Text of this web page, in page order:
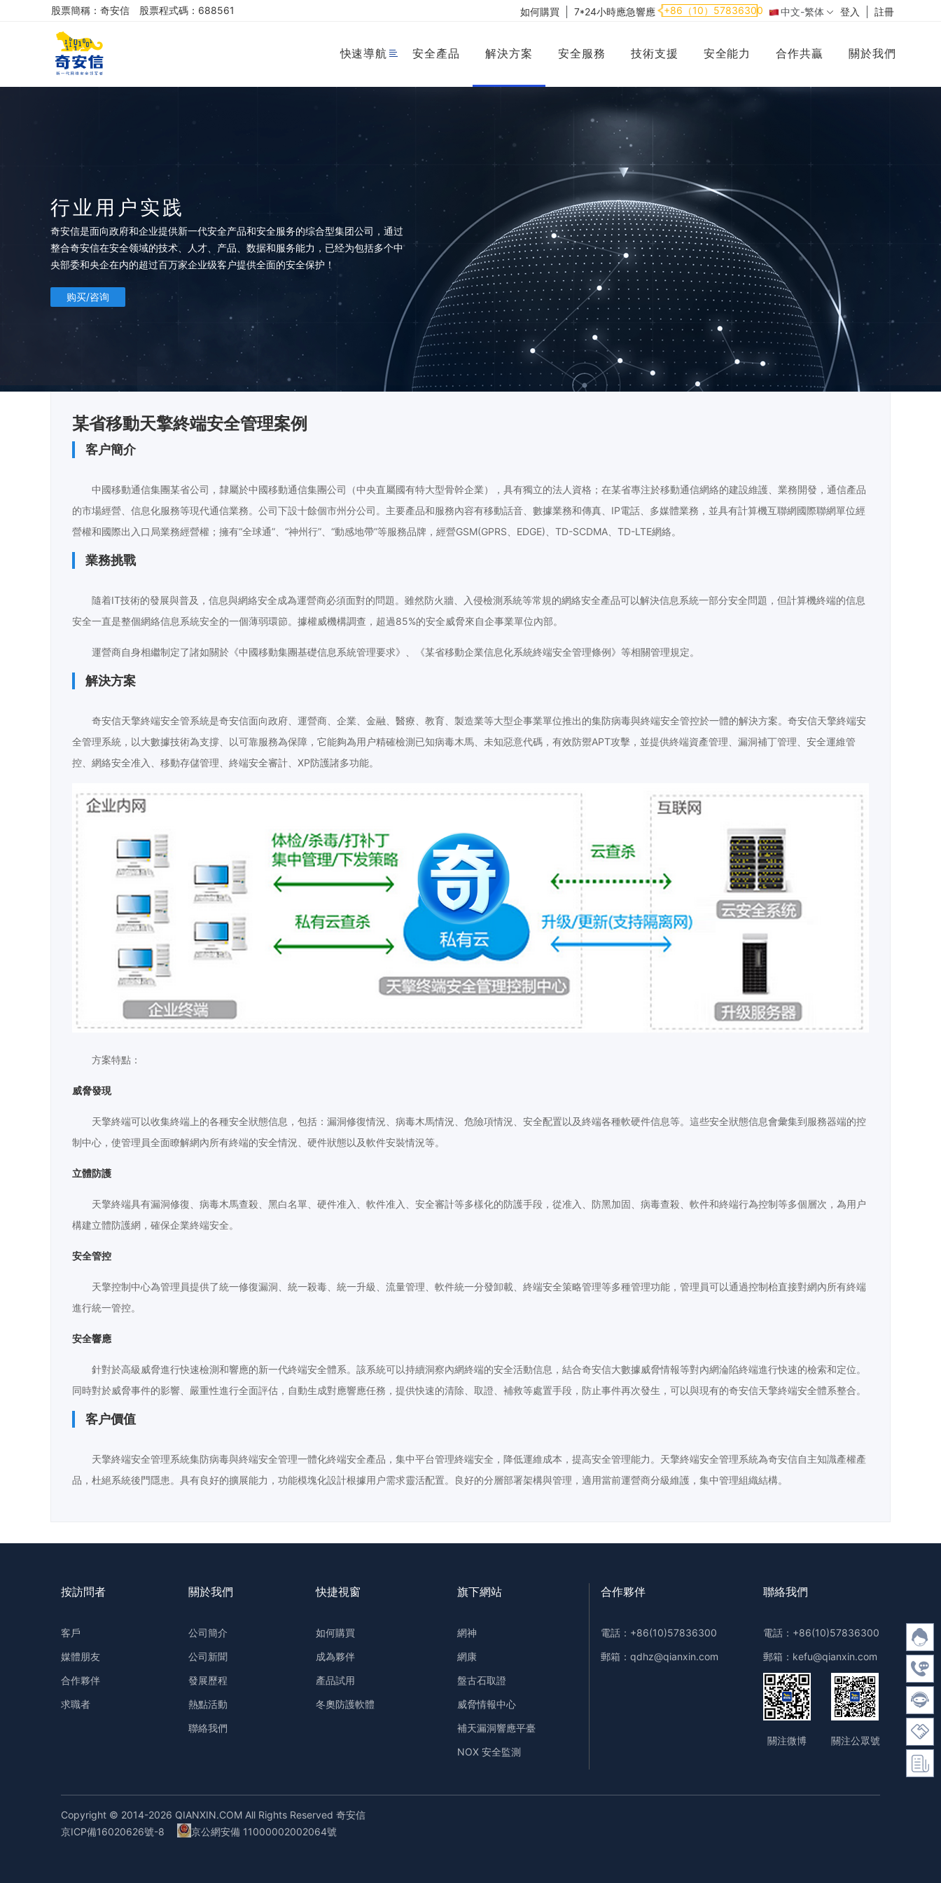
股票簡稱：奇安信 股票程式碼：688561 如何購買 7*24小時應急響應 +86（10）57836300 中文-繁体 登入 註冊
快速導航 安全產品 解決方案 安全服務 技術支援 安全能力 合作共贏 關於我們
行业用户实践
奇安信是面向政府和企业提供新一代安全产品和安全服务的综合型集团公司，通过
整合奇安信在安全领域的技术、人才、产品、数据和服务能力，已经为包括多个中
央部委和央企在内的超过百万家企业级客户提供全面的安全保护！
购买/咨询
某省移動天擎終端安全管理案例
客户簡介
中國移動通信集團某省公司，隸屬於中國移動通信集團公司（中央直屬國有特大型骨幹企業），具有獨立的法人資格；在某省專注於移動通信網絡的建設維護、業務開發，通信產品
的市場經營、信息化服務等現代通信業務。公司下設十餘個市州分公司。主要產品和服務內容有移動話音、數據業務和傳真、IP電話、多媒體業務，並具有計算機互聯網國際聯網單位經
營權和國際出入口局業務經營權；擁有“全球通”、“神州行”、“動感地帶”等服務品牌，經營GSM(GPRS、EDGE)、TD-SCDMA、TD-LTE網絡。
業務挑戰
隨着IT技術的發展與普及，信息與網絡安全成為運營商必須面對的問題。雖然防火牆、入侵檢測系統等常規的網絡安全產品可以解決信息系統一部分安全問題，但計算機終端的信息
安全一直是整個網絡信息系統安全的一個薄弱環節。據權威機構調查，超過85%的安全威脅來自企事業單位內部。
運營商自身相繼制定了諸如關於《中國移動集團基礎信息系統管理要求》、《某省移動企業信息化系統終端安全管理條例》等相關管理規定。
解決方案
奇安信天擎終端安全管系統是奇安信面向政府、運營商、企業、金融、醫療、教育、製造業等大型企事業單位推出的集防病毒與終端安全管控於一體的解決方案。奇安信天擎終端安
全管理系統，以大數據技術為支撐、以可靠服務為保障，它能夠為用户精確檢測已知病毒木馬、未知惡意代碼，有效防禦APT攻擊，並提供終端資產管理、漏洞補丁管理、安全運維管
控、網絡安全准入、移動存儲管理、終端安全審計、XP防護諸多功能。
方案特點：
威脅發現
天擎終端可以收集終端上的各種安全狀態信息，包括：漏洞修復情況、病毒木馬情況、危險項情況、安全配置以及終端各種軟硬件信息等。這些安全狀態信息會彙集到服務器端的控
制中心，使管理員全面瞭解網內所有終端的安全情況、硬件狀態以及軟件安裝情況等。
立體防護
天擎終端具有漏洞修復、病毒木馬查殺、黑白名單、硬件准入、軟件准入、安全審計等多樣化的防護手段，從准入、防黑加固、病毒查殺、軟件和終端行為控制等多個層次，為用户
構建立體防護網，確保企業終端安全。
安全管控
天擎控制中心為管理員提供了統一修復漏洞、統一殺毒、統一升級、流量管理、軟件統一分發卸載、終端安全策略管理等多種管理功能，管理員可以通過控制枱直接對網內所有終端
進行統一管控。
安全響應
針對於高級威脅進行快速檢測和響應的新一代終端安全體系。該系統可以持續洞察內網終端的安全活動信息，結合奇安信大數據威脅情報等對內網淪陷終端進行快速的檢索和定位。
同時對於威脅事件的影響、嚴重性進行全面評估，自動生成對應響應任務，提供快速的清除、取證、補救等處置手段，防止事件再次發生，可以與現有的奇安信天擎終端安全體系整合。
客户價值
天擎終端安全管理系統集防病毒與終端安全管理一體化終端安全產品，集中平台管理終端安全，降低運維成本，提高安全管理能力。天擎終端安全管理系統為奇安信自主知識產權產
品，杜絕系統後門隱患。具有良好的擴展能力，功能模塊化設計根據用户需求靈活配置。良好的分層部署架構與管理，適用當前運營商分級維護，集中管理組織結構。
按訪問者
客戶
媒體朋友
合作夥伴
求職者
關於我們
公司簡介
公司新聞
發展歷程
熱點活動
聯絡我們
快捷視窗
如何購買
成為夥伴
產品試用
冬奧防護軟體
旗下網站
網神
網康
盤古石取證
威脅情報中心
補天漏洞響應平臺
NOX 安全監測
聯絡我們
電話：+86(10)57836300
郵箱：kefu@qianxin.com
關注微博 關注公眾號
合作夥伴
電話：+86(10)57836300
郵箱：qdhz@qianxin.com
Copyright © 2014-2026 QIANXIN.COM All Rights Reserved 奇安信
京ICP備16020626號-8
京公網安備 11000002002064號